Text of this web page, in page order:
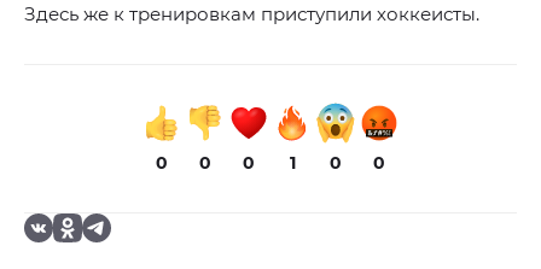
Здесь же к тренировкам приступили хоккеисты.
0 0 0 1 0 0